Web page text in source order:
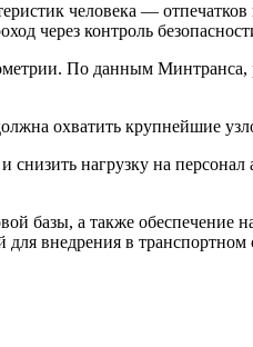
человека —
через контроль
По данным
охватить крупнейшие
нагрузку на
базы, а также
внедрения в транспортном